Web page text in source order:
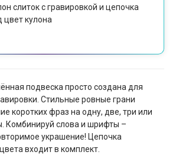
слиток с гравировкой и цепочка
цвет кулона
подвеска просто создана для
Стильные ровные грани
коротких фраз на одну, две, три или
Комбинируй слова и шрифты –
украшение! Цепочка
входит в комплект.